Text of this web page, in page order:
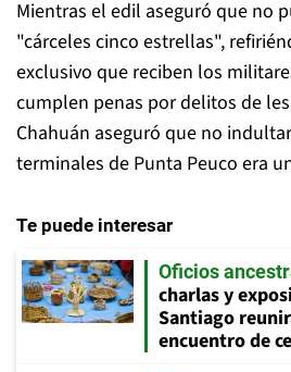
Mientras el edil aseguró que no
"cárceles cinco estrellas",
exclusivo que reciben los
cumplen penas por delitos de
Chahuán aseguró que no
terminales de Punta Peuco era
Te puede interesar
Oficios
charlas y
Santiago
encuentro de